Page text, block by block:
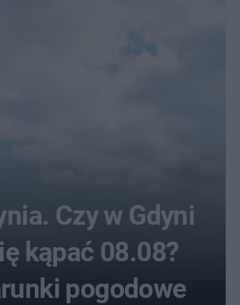
Czy w Gdyni
kąpać 08.08?
pogodowe